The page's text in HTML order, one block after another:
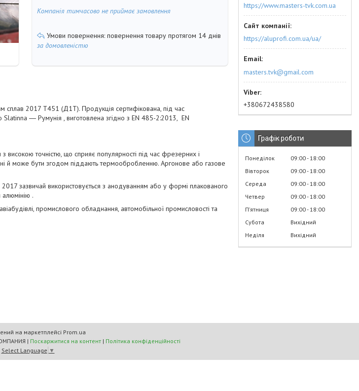
Компанія тимчасово не приймає замовлення
повернення товару протягом 14 днів
за домовленістю
2017 Т451 (Д1Т). Продукція сертифікована, під час
Slatinna ― Румунія , виготовлена згідно з EN 485-2:2013, EN
точністю, що сприяє популярності під час фрезерних і
й може бути згодом піддають термообробленню. Аргонове або газове
2017 зазвичай використовується з анодуванням або у формі плакованого
.
промислового обладнання, автомобільної промисловості та
https://www.masters-tvk.com.ua
https://aluprofi.com.ua/ua/
masters.tvk@gmail.com
+380672438580
Графік роботи
Понеділок 09:00 18:00
Вівторок
09:00 18:00
Середа
09:00 18:00
Четвер
09:00 18:00
Пʼятниця
09:00 18:00
Субота
Вихідний
Неділя
Вихідний
на маркетплейсі Prom.ua
"МАСТЕРС" ТОРГОВО-ПРОИЗВОДСТВЕННАЯ КОМПАНИЯ | Поскаржитися на контент | Політика конфіденційності
Select Language ▼